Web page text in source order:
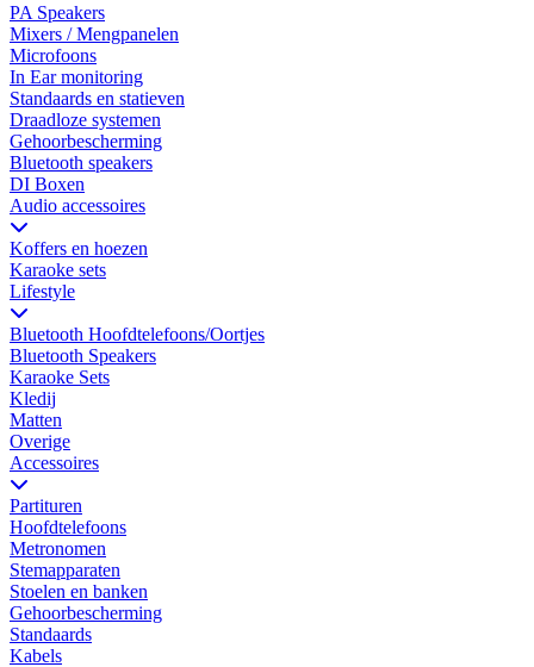
PA Speakers
Mixers / Mengpanelen
Microfoons
In Ear monitoring
Standaards en statieven
Draadloze systemen
Gehoorbescherming
Bluetooth speakers
DI Boxen
Audio accessoires
Koffers en hoezen
Karaoke sets
Lifestyle
Bluetooth Hoofdtelefoons/Oortjes
Bluetooth Speakers
Karaoke Sets
Kledij
Matten
Overige
Accessoires
Partituren
Hoofdtelefoons
Metronomen
Stemapparaten
Stoelen en banken
Gehoorbescherming
Standaards
Kabels